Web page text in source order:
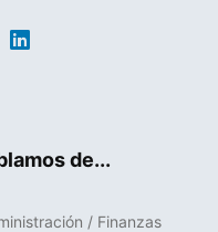
de...
/ Finanzas